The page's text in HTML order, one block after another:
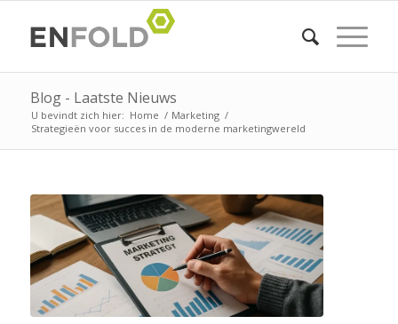
Blog - Laatste Nieuws
U bevindt zich hier: Home / Marketing /
Strategieën voor succes in de moderne marketingwereld